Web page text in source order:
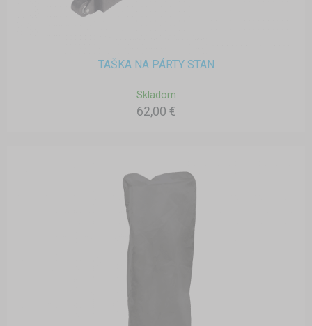
TAŠKA NA PÁRTY STAN
Skladom
62,00 €